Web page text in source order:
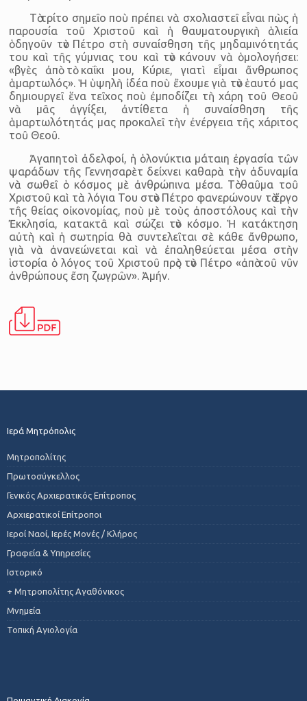
Τὸ τρίτο σημεῖο ποὺ πρέπει νὰ σχολιαστεῖ εἶναι πὼς ἡ
παρουσία τοῦ Χριστοῦ καὶ ἡ θαυματουργικὴ ἁλιεία
ὁδηγοῦν τὸν Πέτρο στὴ συναίσθηση τῆς μηδαμινότητάς
του καὶ τῆς γύμνιας του καὶ τὸν κάνουν νὰ ὁμολογήσει:
«βγὲς ἀπὸ τὸ καΐκι μου, Κύριε, γιατὶ εἶμαι ἄνθρωπος
ἁμαρτωλός». Ἡ ὑψηλὴ ἰδέα ποὺ ἔχουμε γιὰ τὸν ἑαυτό μας
δημιουργεῖ ἕνα τεῖχος ποὺ ἐμποδίζει τὴ χάρη τοῦ Θεοῦ
νὰ μᾶς ἀγγίξει, ἀντίθετα ἡ συναίσθηση τῆς
ἁμαρτωλότητάς μας προκαλεῖ τὴν ἐνέργεια τῆς χάριτος
τοῦ Θεοῦ.
Ἀγαπητοὶ ἀδελφοί, ἡ ὁλονύκτια μάταιη ἐργασία τῶν
ψαράδων τῆς Γεννησαρὲτ δείχνει καθαρὰ τὴν ἀδυναμία
νὰ σωθεῖ ὁ κόσμος μὲ ἀνθρώπινα μέσα. Τὸ θαῦμα τοῦ
Χριστοῦ καὶ τὰ λόγια Του στὸν Πέτρο φανερώνουν τὸ ἔργο
τῆς θείας οἰκονομίας, ποὺ μὲ τοὺς ἀποστόλους καὶ τὴν
Ἐκκλησία, κατακτᾶ καὶ σώζει τὸν κόσμο. Ἡ κατάκτηση
αὐτὴ καὶ ἡ σωτηρία θὰ συντελεῖται σὲ κάθε ἄνθρωπο,
γιὰ νὰ ἀνανεώνεται καὶ νὰ ἐπαληθεύεται μέσα στὴν
ἱστορία ὁ λόγος τοῦ Χριστοῦ πρὸς τὸν Πέτρο «ἀπὸ τοῦ νῦν
ἀνθρώπους ἔση ζωγρῶν». Ἀμήν.
Ιερά Μητρόπολις
Μητροπολίτης
Πρωτοσύγκελλος
Γενικός Αρχιερατικός Επίτροπος
Αρχιερατικοί Επίτροποι
Ιεροί Ναοί, Ιερές Μονές / Κλήρος
Γραφεία & Υπηρεσίες
Ιστορικό
+ Μητροπολίτης Αγαθόνικος
Μνημεία
Τοπική Αγιολογία